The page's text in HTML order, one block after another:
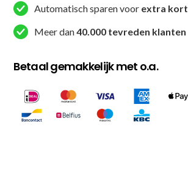
Rood
Automatisch sparen voor extra
Meer dan40.000 tevreden klanten
Betaal gemakkelijk met o.a.